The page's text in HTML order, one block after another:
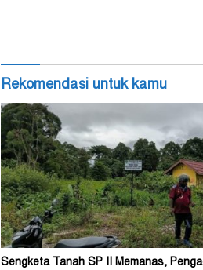
Rekomendasi untuk kamu
Sengketa Tanah SP II Memanas,